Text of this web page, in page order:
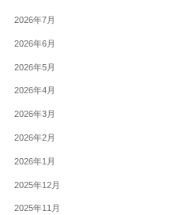
2026年7月
2026年6月
2026年5月
2026年4月
2026年3月
2026年2月
2026年1月
2025年12月
2025年11月